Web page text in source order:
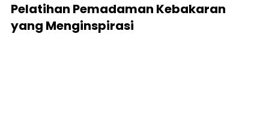
Pelatihan Pemadaman Kebakaran
yang Menginspirasi